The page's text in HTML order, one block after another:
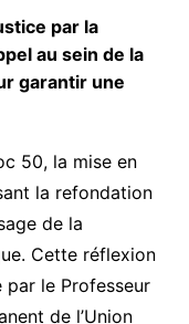
par la
au sein de la
garantir une
50, la mise en
la refondation
de la
Cette réflexion
par le Professeur
de l’Union